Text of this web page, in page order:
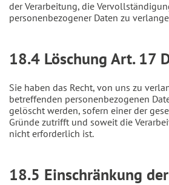
der Verarbeitung, die
personenbezogener Daten zu
18.4 Löschung Art. 17
Sie haben das Recht, von uns zu
betreffenden personenbezogenen
gelöscht werden, sofern einer der
Gründe zutrifft und soweit die
nicht erforderlich ist.
18.5 Einschränkung